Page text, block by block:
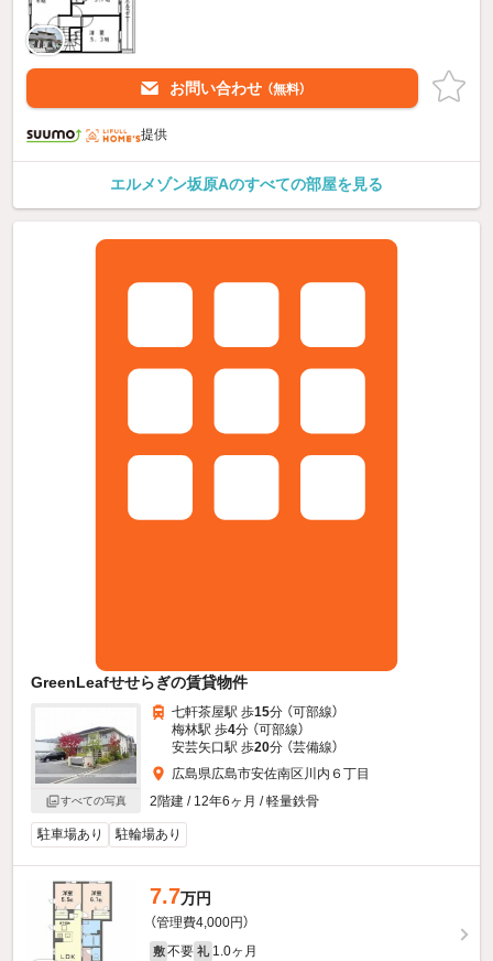
お問い合わせ （無料）
提供
エルメゾン坂原Aのすべての部屋を見る
GreenLeafせせらぎの賃貸物件
すべての写真
七軒茶屋駅 歩15分 （可部線）
梅林駅 歩4分 （可部線）
安芸矢口駅 歩20分 （芸備線）
広島県広島市安佐南区川内６丁目
2階建 / 12年6ヶ月 / 軽量鉄骨
駐車場あり 駐輪場あり
7.7万円
（管理費4,000円）
敷 不要 礼 1.0ヶ月